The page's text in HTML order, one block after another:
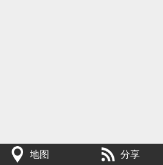
地图 分享